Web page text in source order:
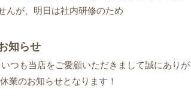
んが、明日は社内研修のため
知らせ
いつも当店をご愛顧いただきまして誠にありが
業のお知らせとなります！